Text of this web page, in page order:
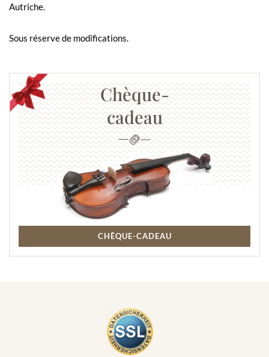
Autriche.
Sous réserve de modifications.
Chèque-
cadeau
CHÈQUE-CADEAU